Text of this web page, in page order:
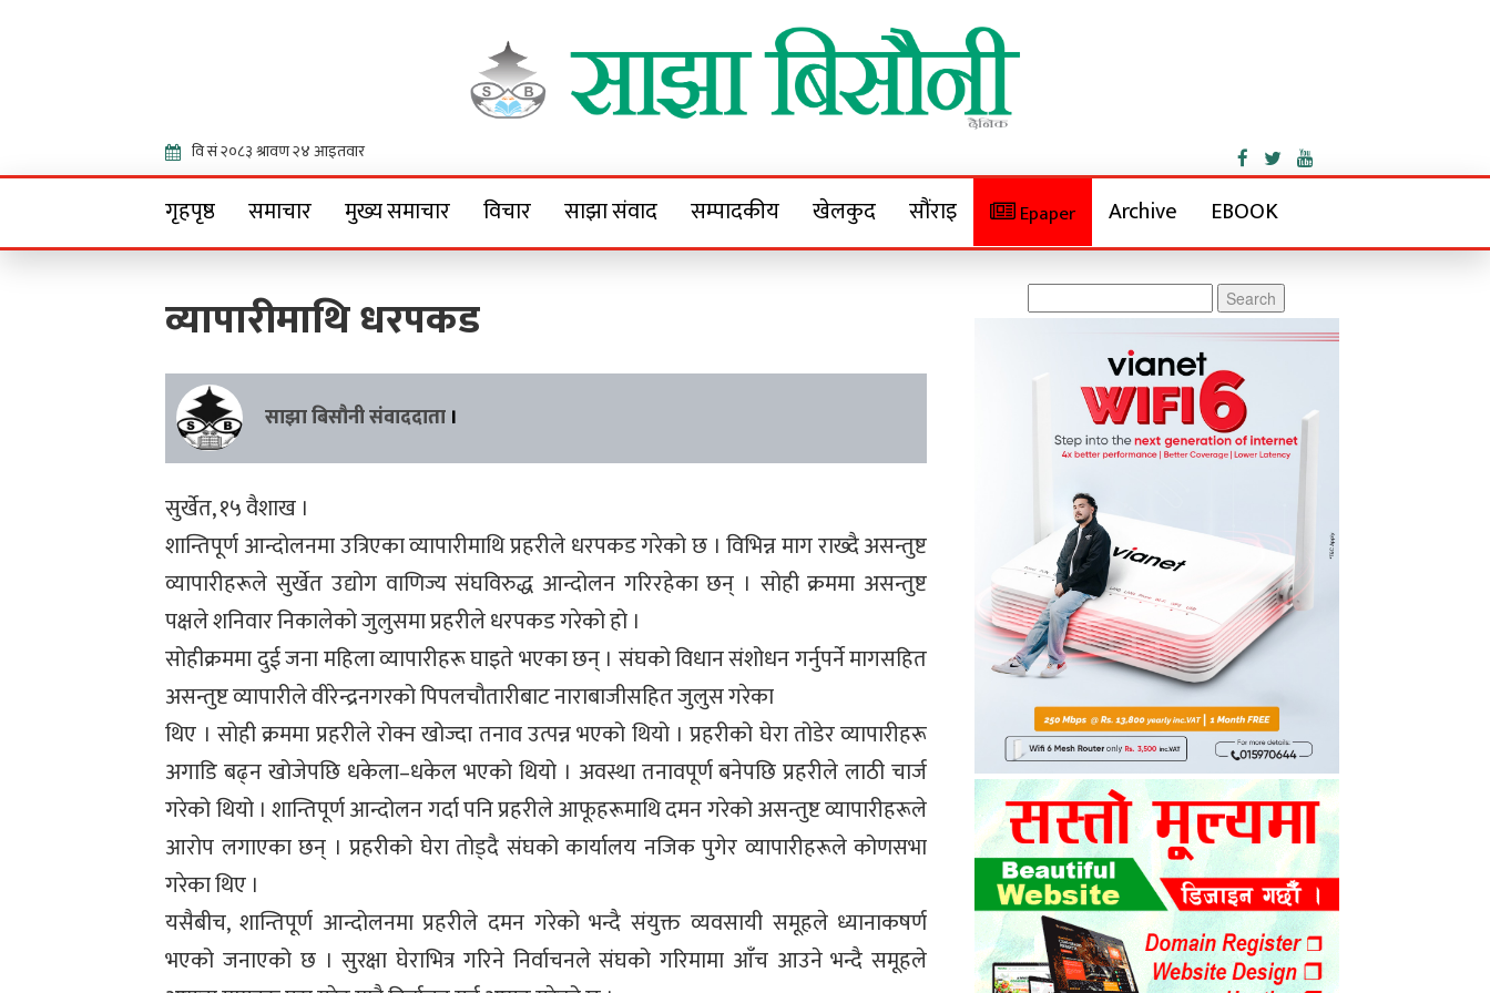
Sajha Bisaunee
गृहपृष्ठ समाचार मुख्य समाचार विचार साझा संवाद सम्पादकीय खेलकुद सौंराइ Epaper Archive EBOOK
व्यापारीमाथि धरपकड
साझा बिसौनी संवाददाता ।
सुर्खेत, १५ वैशाख ।
शान्तिपूर्ण आन्दोलनमा उत्रिएका व्यापारीमाथि प्रहरीले धरपकड गरेको छ । विभिन्न माग राख्दै असन्तुष्ट
व्यापारीहरूले सुर्खेत उद्योग वाणिज्य संघविरुद्ध आन्दोलन गरिरहेका छन् । सोही क्रममा असन्तुष्ट
पक्षले शनिवार निकालेको जुलुसमा प्रहरीले धरपकड गरेको हो ।
सोहीक्रममा दुई जना महिला व्यापारीहरू घाइते भएका छन् । संघको विधान संशोधन गर्नुपर्ने मागसहित
असन्तुष्ट व्यापारीले वीरेन्द्रनगरको पिपलचौतारीबाट नाराबाजीसहित जुलुस गरेका
थिए । सोही क्रममा प्रहरीले रोक्न खोज्दा तनाव उत्पन्न भएको थियो । प्रहरीको घेरा तोडेर व्यापारीहरू
अगाडि बढ्न खोजेपछि धकेला–धकेल भएको थियो । अवस्था तनावपूर्ण बनेपछि प्रहरीले लाठी चार्ज
गरेको थियो । शान्तिपूर्ण आन्दोलन गर्दा पनि प्रहरीले आफूहरूमाथि दमन गरेको असन्तुष्ट व्यापारीहरूले
आरोप लगाएका छन् । प्रहरीको घेरा तोड्दै संघको कार्यालय नजिक पुगेर व्यापारीहरूले कोणसभा
गरेका थिए ।
यसैबीच, शान्तिपूर्ण आन्दोलनमा प्रहरीले दमन गरेको भन्दै संयुक्त व्यवसायी समूहले ध्यानाकषर्ण
भएको जनाएको छ । सुरक्षा घेराभित्र गरिने निर्वाचनले संघको गरिमामा आँच आउने भन्दै समूहले
for: